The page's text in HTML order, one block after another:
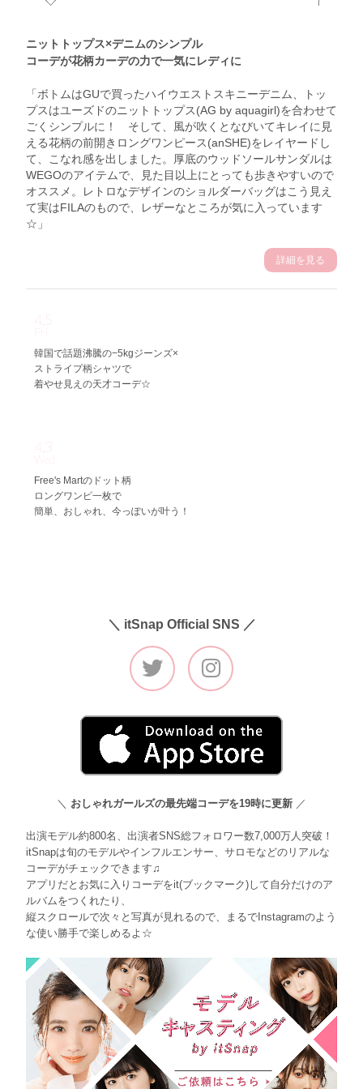
ニットトップス×デニムのシンプル
コーデが花柄カーデの力で一気にレディに
「ボトムはGUで買ったハイウエストスキニーデニム、トッ
プスはユーズドのニットトップス(AG by aquagirl)を合わせて
ごくシンプルに！ そして、風が吹くとなびいてキレイに見
える花柄の前開きロングワンピース(anSHE)をレイヤードし
て、こなれ感を出しました。厚底のウッドソールサンダルは
WEGOのアイテムで、見た目以上にとっても歩きやすいので
オススメ。レトロなデザインのショルダーバッグはこう見え
て実はFILAのもので、レザーなところが気に入っています
☆」
詳細を見る
4.5
Fri
韓国で話題沸騰の−5kgジーンズ×
ストライプ柄シャツで
着やせ見えの天才コーデ☆
4.3
Wed
Free's Martのドット柄
ロングワンピ一枚で
簡単、おしゃれ、今っぽいが叶う！
＼ itSnap Official SNS ／
＼ おしゃれガールズの最先端コーデを19時に更新 ／
出演モデル約800名、出演者SNS総フォロワー数7,000万人突破！
itSnapは旬のモデルやインフルエンサー、サロモなどのリアルな
コーデがチェックできます♫
アプリだとお気に入りコーデをit(ブックマーク)して自分だけのア
ルバムをつくれたり、
縦スクロールで次々と写真が見れるので、まるでInstagramのよう
な使い勝手で楽しめるよ☆